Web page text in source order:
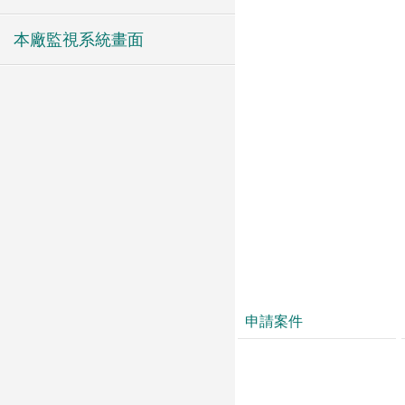
本廠監視系統畫面
申請案件